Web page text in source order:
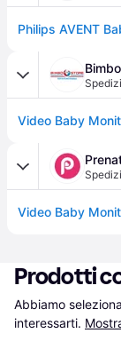
Prodotti
Abbiamo
interessarti.